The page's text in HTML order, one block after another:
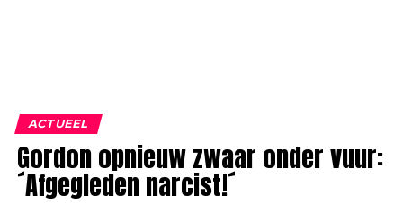
ACTUEEL
Gordon opnieuw zwaar onder vuur:
´Afgegleden narcist!´